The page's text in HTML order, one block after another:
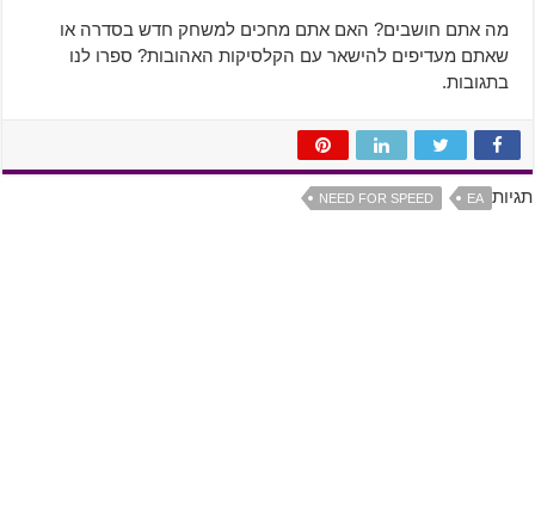
מה אתם חושבים? האם אתם מחכים למשחק חדש בסדרה או
שאתם מעדיפים להישאר עם הקלסיקות האהובות? ספרו לנו
בתגובות.
תגיות EA
NEED FOR SPEED